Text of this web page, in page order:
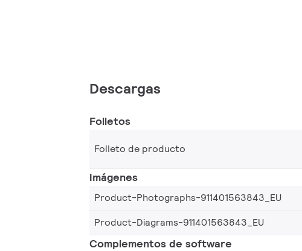
Descargas
Folletos
Folleto de producto
Imágenes
Product-Photographs-911401563843_EU
Product-Diagrams-911401563843_EU
Complementos de software